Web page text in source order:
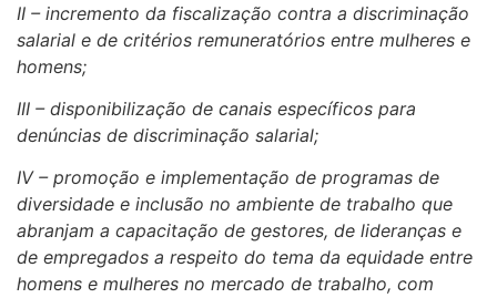
II – incremento da fiscalização contra a discriminação
salarial e de critérios remuneratórios entre mulheres e
homens;
III – disponibilização de canais específicos para
denúncias de discriminação salarial;
IV – promoção e implementação de programas de
diversidade e inclusão no ambiente de trabalho que
abranjam a capacitação de gestores, de lideranças e
de empregados a respeito do tema da equidade entre
homens e mulheres no mercado de trabalho, com